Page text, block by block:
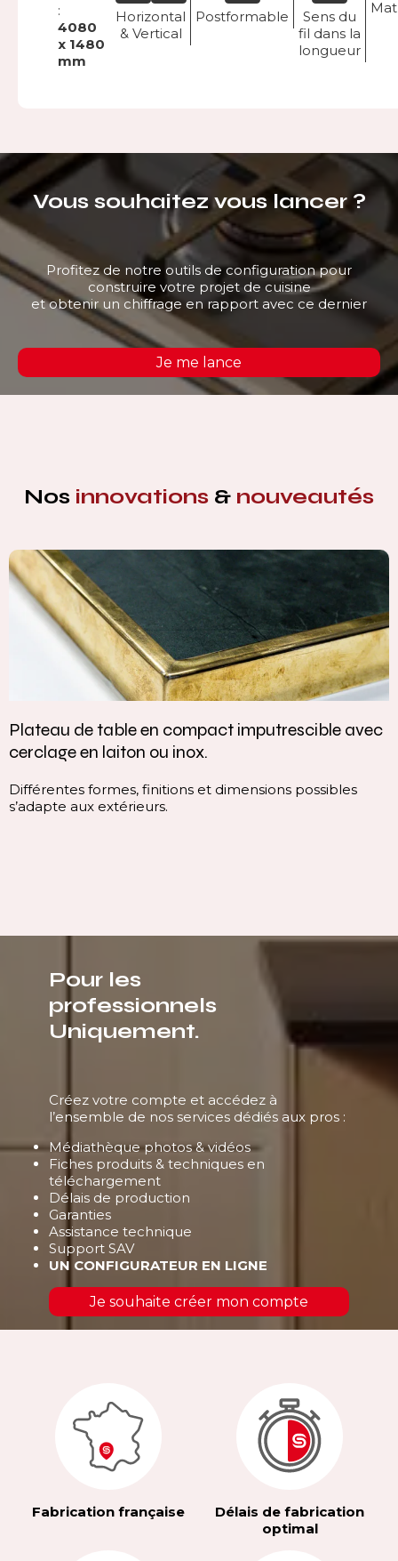
:
4080
x 1480
mm
Horizontal
& Vertical
Postformable
Sens du
fil dans la
longueur
Mat
Vous souhaitez vous lancer ?
Profitez de notre outils de configuration pour
construire votre projet de cuisine
et obtenir un chiffrage en rapport avec ce dernier
Je me lance
Nos innovations & nouveautés
Vasque intégrée monobloc — élégance et
continuité parfaite
Cette vasque intégrée monobloc est conçue
continuité du plan, sans rupture visuelle. Elle
Pour les
professionnels
Uniquement.
Créez votre compte et accédez à
l’ensemble de nos services dédiés aux pros :
Médiathèque photos & vidéos
Fiches produits & techniques en
téléchargement
Délais de production
Garanties
Assistance technique
Support SAV
UN CONFIGURATEUR EN LIGNE
Je souhaite créer mon compte
Fabrication française
Délais de fabrication
optimal